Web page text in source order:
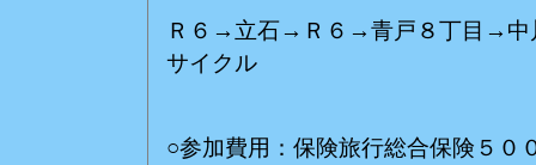
Ｒ６→立石→Ｒ６→青戸８丁目→
サイクル
○参加費用：保険旅行総合保険５０